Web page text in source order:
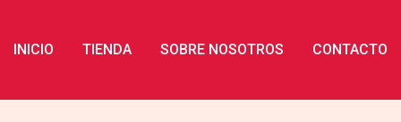
INICIO TIENDA SOBRE NOSOTROS CONTACTO